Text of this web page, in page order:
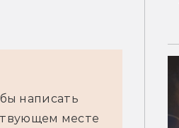
написать
месте